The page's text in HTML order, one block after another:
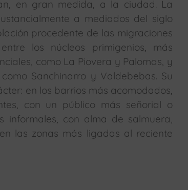
en gran medida, a la ciudad. La
a mediados del siglo
procedente de las migraciones
los núcleos primigenios, más
como La Piovera y Palomas, y
Sanchinarro y Valdebebas. Su
en los barrios más acomodados,
con un público más señorial o
informales, con alma de salmuera,
las zonas más ligadas al reciente